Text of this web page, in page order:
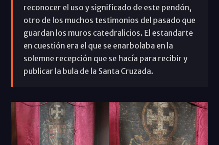
reconocer el uso y significado de este pendón,
otro de los muchos testimonios del pasado que
guardan los muros catedralicios. El estandarte
en cuestión era el que se enarbolaba en la
solemne recepción que se hacía para recibir y
publicar la bula de la Santa Cruzada.